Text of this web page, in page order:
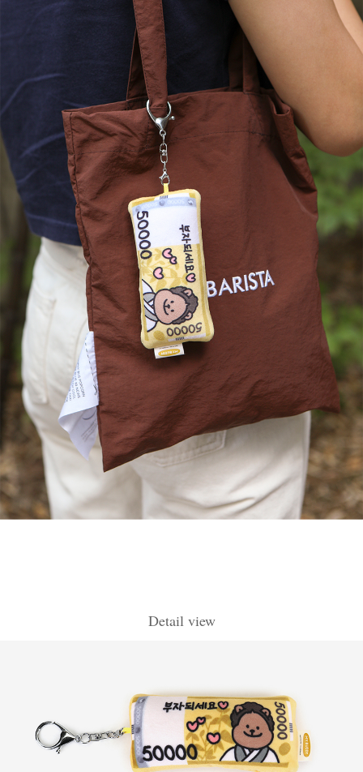
Detail view